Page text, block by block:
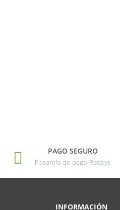
PAGO SEGURO
Pasarela de pago Redsys
INFORMACIÓN